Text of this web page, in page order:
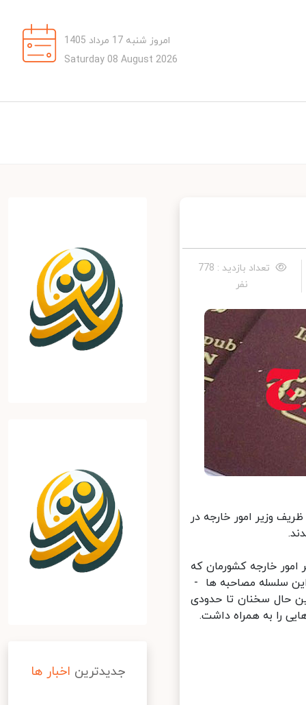
امروز شنبه 17 مرداد 1405
Saturday 08 August 2026
تعداد بازدید : 778
نفر
وزیر امور خارجه در
خارجه کشورمان که
این سلسله مصاحبه ها -
سخنان تا حدودی
را به همراه داشت.
جدیدترین اخبار ها